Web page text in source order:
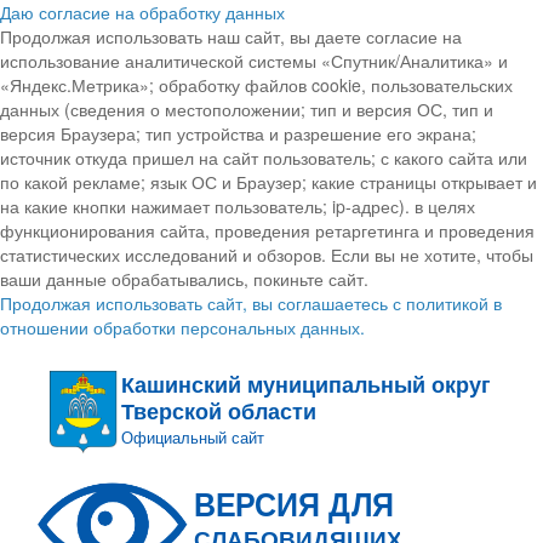
Даю согласие на обработку данных
Продолжая использовать наш сайт, вы даете согласие на
использование аналитической системы «Спутник/Аналитика» и
«Яндекс.Метрика»; обработку файлов cookie, пользовательских
данных (сведения о местоположении; тип и версия ОС, тип и
версия Браузера; тип устройства и разрешение его экрана;
источник откуда пришел на сайт пользователь; с какого сайта или
по какой рекламе; язык ОС и Браузер; какие страницы открывает и
на какие кнопки нажимает пользователь; ip-адрес). в целях
функционирования сайта, проведения ретаргетинга и проведения
статистических исследований и обзоров. Если вы не хотите, чтобы
ваши данные обрабатывались, покиньте сайт.
Продолжая использовать сайт, вы соглашаетесь с политикой в
отношении обработки персональных данных.